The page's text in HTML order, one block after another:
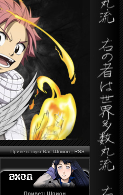
Приветствую Вас Шпион|RSS
Привет: Шпион